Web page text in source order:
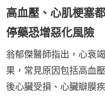
高血壓、心肌梗塞
停藥恐增惡化風險
翁郁傑醫師指出，心衰
果，常見原因包括高血
後心臟受損、心臟瓣膜